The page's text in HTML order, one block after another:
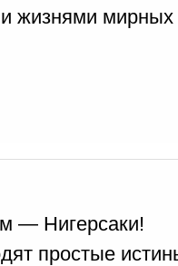
жизнями
— Нигерсаки!
простые